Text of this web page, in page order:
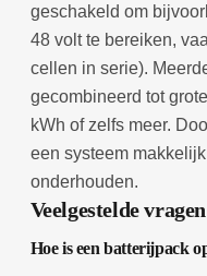
geschakeld om
48 volt te bereiken,
cellen in serie).
gecombineerd tot
kWh of zelfs meer.
een systeem
onderhouden.
Veelgestelde vragen
Hoe is een batterijpack